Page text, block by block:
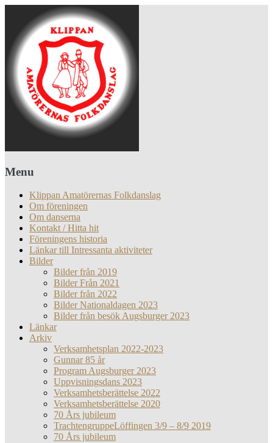
Menu
Klippan Amatörernas Folkdanslag
Om föreningen
Om danserna
Kontakt / Hitta hit
Föreningens historia
Länkar till Intressanta aktiviteter
Bilder
Bilder från 2019
Bilder Från 2021
Bilder från 2022
Bilder Nationaldagen 2023
Bilder från besök Augsburger 2023
Länkar
Arkiv
Verksamhetsplan 2022-2023
Gunnar 85 år
Program Augsburger 2023
Uppvisningsdans 2023
Verksamhetsberättelse 2022
Verksamhetsberättelse 2020
70 Års jubileum
TrachtengruppeLöffingen 3/9 – 8/9 2019
70 Års jubileum